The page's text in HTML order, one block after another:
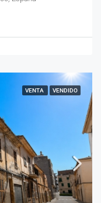
VENTA VENDIDO